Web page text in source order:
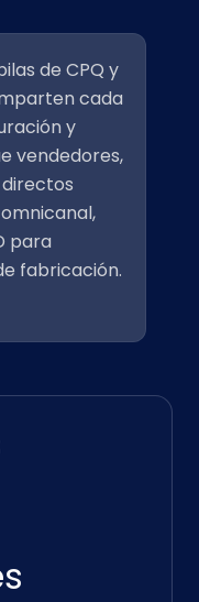
de CPQ y
cada
y
vendedores,
para
fabricación.